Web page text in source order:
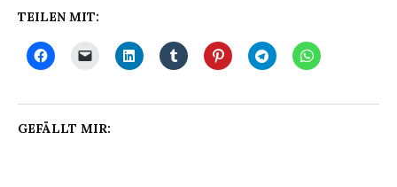
TEILEN MIT:
GEFÄLLT MIR: